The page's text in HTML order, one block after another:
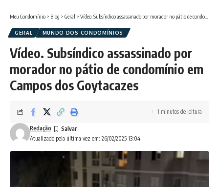
Meu Condomínio > Blog > Geral > Vídeo. Subsíndico assassinado por morador no pátio de condomínio em Campos dos Goytacazes
GERAL MUNDO DOS CONDOMÍNIOS
Vídeo. Subsíndico assassinado por
morador no pátio de condomínio em
Campos dos Goytacazes
Atualizado pela última vez em: 26/02/2025 13:04
Redação
1 minutos de leitura